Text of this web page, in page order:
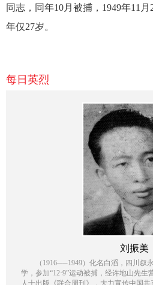
每日英烈
刘振美
（1916──1949）化名白滔，四川叙永
学，参加“12·9”运动被捕，经许地山先生
人士出版《联合周刊》，大力宣传中国共
同志，同年10月被捕，1949年11
年仅27岁。